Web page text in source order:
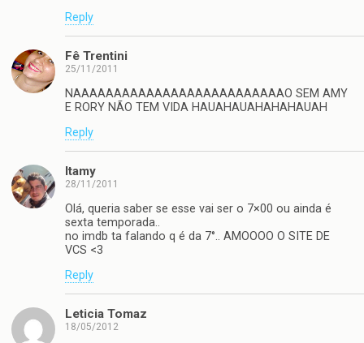
Reply
Fê Trentini
25/11/2011
NAAAAAAAAAAAAAAAAAAAAAAAAAAO SEM AMY
E RORY NÃO TEM VIDA HAUAHAUAHAHAHAUAH
Reply
Itamy
28/11/2011
Olá, queria saber se esse vai ser o 7×00 ou ainda é
sexta temporada..
no imdb ta falando q é da 7°.. AMOOOO O SITE DE
VCS <3
Reply
Leticia Tomaz
18/05/2012